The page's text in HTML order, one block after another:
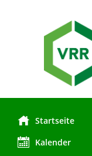
Startseite
Kalender